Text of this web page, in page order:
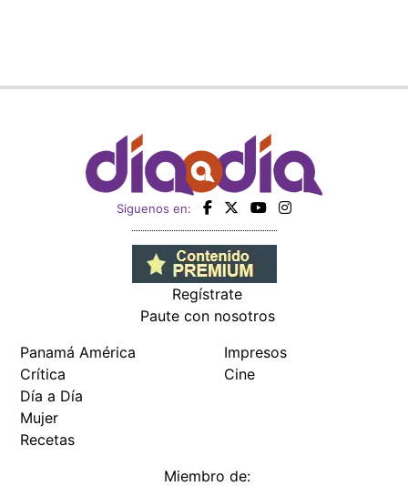
Siguenos en:
Regístrate
Paute con nosotros
Panamá América
Crítica
Día a Día
Mujer
Recetas
Impresos
Cine
Miembro de: